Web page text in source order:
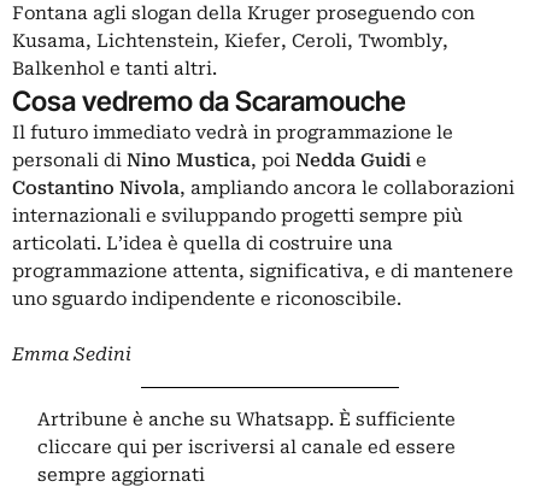
Fontana agli slogan della Kruger proseguendo con
Kusama, Lichtenstein, Kiefer, Ceroli, Twombly,
Balkenhol e tanti altri.
Cosa vedremo da Scaramouche
Il futuro immediato vedrà in programmazione le
personali di Nino Mustica, poi Nedda Guidi e
Costantino Nivola, ampliando ancora le collaborazioni
internazionali e sviluppando progetti sempre più
articolati. L’idea è quella di costruire una
programmazione attenta, significativa, e di mantenere
uno sguardo indipendente e riconoscibile.
Emma Sedini
Artribune è anche su Whatsapp. È sufficiente
cliccare qui per iscriversi al canale ed essere
sempre aggiornati